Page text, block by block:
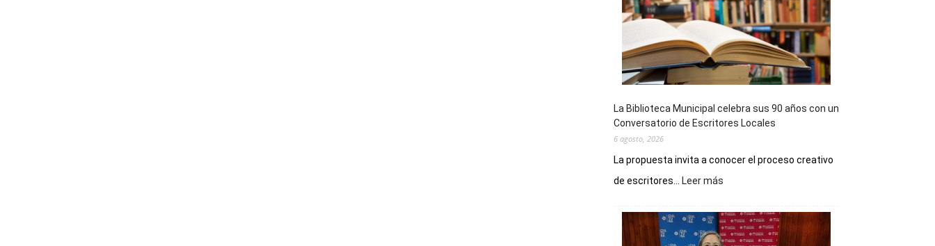
La Biblioteca Municipal celebra sus 90 años con un
Conversatorio de Escritores Locales
6 agosto, 2026
La propuesta invita a conocer el proceso creativo
de escritores...
Leer más
Municipal
celebra